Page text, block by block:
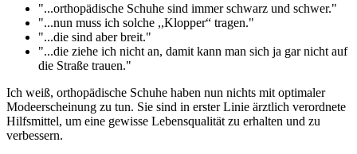
"...orthopädische Schuhe sind immer schwarz und schwer."
"...nun muss ich solche ,,Klopper“ tragen."
"...die sind aber breit."
"...die ziehe ich nicht an, damit kann man sich ja gar nicht auf
die Straße trauen."
Ich weiß, orthopädische Schuhe haben nun nichts mit optimaler
Modeerscheinung zu tun. Sie sind in erster Linie ärztlich verordnete
Hilfsmittel, um eine gewisse Lebensqualität zu erhalten und zu
verbessern.